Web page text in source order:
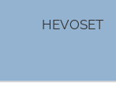
HEVOSET